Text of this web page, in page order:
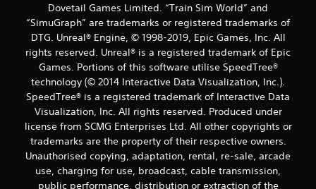
Dovetail Games Limited. “Train Sim World” and
“SimuGraph” are trademarks or registered trademarks of
DTG. Unreal® Engine, © 1998-2019, Epic Games, Inc. All
rights reserved. Unreal® is a registered trademark of Epic
Games. Portions of this software utilise SpeedTree®
technology (© 2014 Interactive Data Visualization, Inc.).
SpeedTree® is a registered trademark of Interactive Data
Visualization, Inc. All rights reserved. Produced under
license from SCMG Enterprises Ltd. All other copyrights or
trademarks are the property of their respective owners.
Unauthorised copying, adaptation, rental, re-sale, arcade
use, charging for use, broadcast, cable transmission,
public performance, distribution or extraction of the